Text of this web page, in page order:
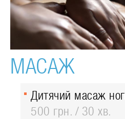
МАСАЖ
Дитячий масаж
500 грн.
30 хв.